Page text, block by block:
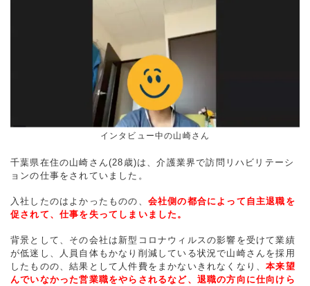
インタビュー中の山崎さん
千葉県在住の山崎さん(28歳)は、介護業界で訪問リハビリテーシ
ョンの仕事をされていました。
入社したのはよかったものの、 会社側の都合によって自主退職を
促されて、仕事を失ってしまいました。
背景として、その会社は新型コロナウィルスの影響を受けて業績
が低迷し、人員自体もかなり削減している状況で山崎さんを採用
したものの、結果として人件費をまかないきれなくなり、本来望
んでいなかった営業職をやらされるなど、退職の方向に仕向けら